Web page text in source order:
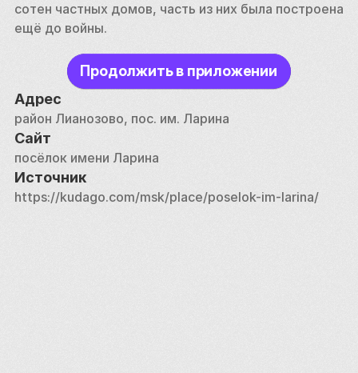
сотен частных домов, часть из них была построена
ещё до войны.
Продолжить в приложении
Адрес
район Лианозово, пос. им. Ларина
Сайт
посёлок имени Ларина
Источник
https://kudago.com/msk/place/poselok-im-larina/